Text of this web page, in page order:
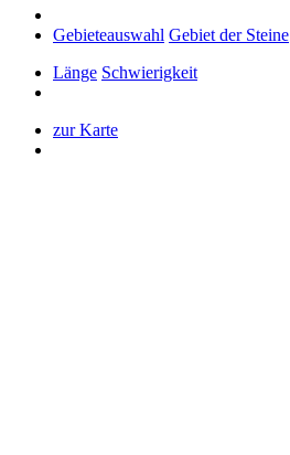
Gebieteauswahl Gebiet der Steine
Länge Schwierigkeit
zur Karte